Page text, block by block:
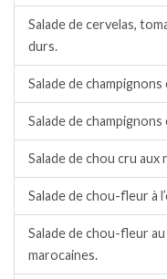
Salade de cervelas,
durs.
Salade de champignons
Salade de
Salade de chou cru
Salade de chou-fleur à
Salade de chou-fleur
marocaines.